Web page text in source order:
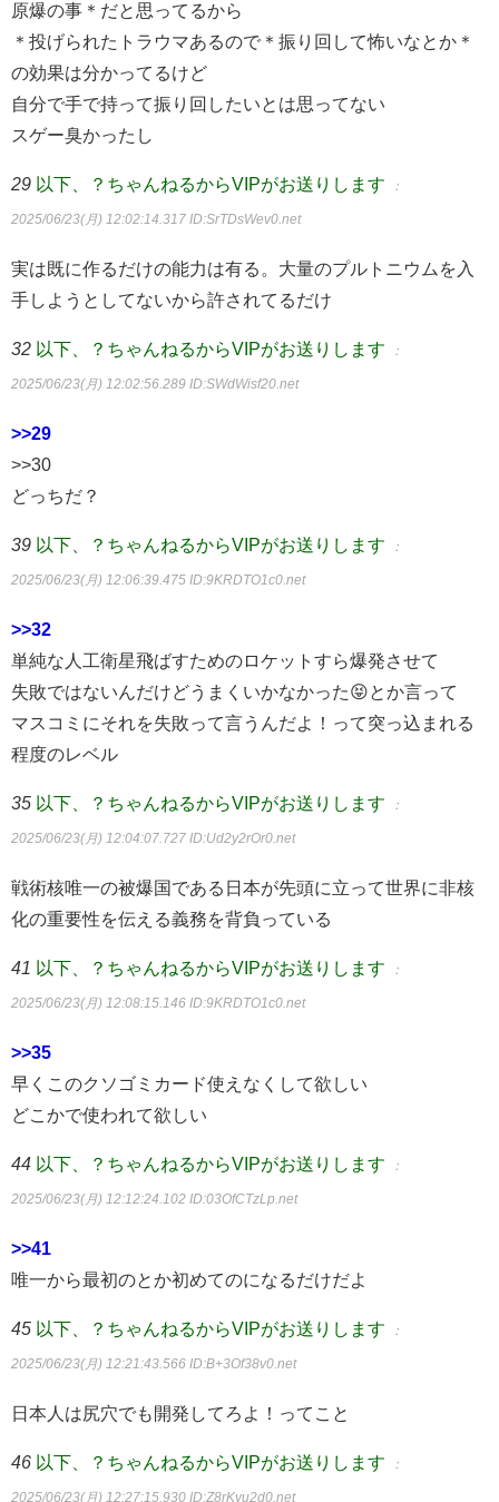
原爆の事＊だと思ってるから
＊投げられたトラウマあるので＊振り回して怖いなとか＊
の効果は分かってるけど
自分で手で持って振り回したいとは思ってない
スゲー臭かったし
29 以下、？ちゃんねるからVIPがお送りします ：
2025/06/23(月) 12:02:14.317 ID:SrTDsWev0.net
実は既に作るだけの能力は有る。大量のプルトニウムを入
手しようとしてないから許されてるだけ
32 以下、？ちゃんねるからVIPがお送りします ：
2025/06/23(月) 12:02:56.289 ID:SWdWisf20.net
>>29
>>30
どっちだ？
39 以下、？ちゃんねるからVIPがお送りします ：
2025/06/23(月) 12:06:39.475 ID:9KRDTO1c0.net
>>32
単純な人工衛星飛ばすためのロケットすら爆発させて
失敗ではないんだけどうまくいかなかった😝とか言って
マスコミにそれを失敗って言うんだよ！って突っ込まれる
程度のレベル
35 以下、？ちゃんねるからVIPがお送りします ：
2025/06/23(月) 12:04:07.727 ID:Ud2y2rOr0.net
戦術核唯一の被爆国である日本が先頭に立って世界に非核
化の重要性を伝える義務を背負っている
41 以下、？ちゃんねるからVIPがお送りします ：
2025/06/23(月) 12:08:15.146 ID:9KRDTO1c0.net
>>35
早くこのクソゴミカード使えなくして欲しい
どこかで使われて欲しい
44 以下、？ちゃんねるからVIPがお送りします ：
2025/06/23(月) 12:12:24.102 ID:03OfCTzLp.net
>>41
唯一から最初のとか初めてのになるだけだよ
45 以下、？ちゃんねるからVIPがお送りします ：
2025/06/23(月) 12:21:43.566 ID:B+3Of38v0.net
日本人は尻穴でも開発してろよ！ってこと
46 以下、？ちゃんねるからVIPがお送りします ：
2025/06/23(月) 12:27:15.930 ID:Z8rKyu2d0.net